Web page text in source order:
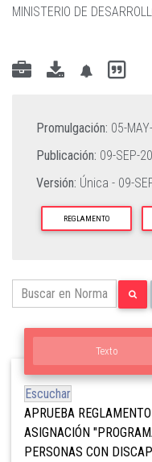
MINISTERIO DE
Promulgación: 05-
Publicación: 09-SEP-
Versión: Única - 09-
REGLAMENTO
Texto
Escuchar
APRUEBA
ASIGNACIÓN
PERSONAS CON